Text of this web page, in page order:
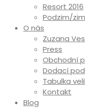
Resort 2016
Podzim/
O nás
Zuzana
Press
Obchodní
Dodací
Tabulka
Kontakt
Blog